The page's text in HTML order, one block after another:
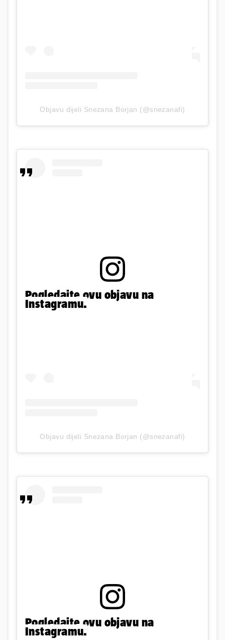
Objavu dijeli Snezana Borjan (@snezanafi)
Pogledajte ovu objavu na
Instagramu.
Objavu dijeli Snezana Borjan (@snezanafi)
Pogledajte ovu objavu na
Instagramu.